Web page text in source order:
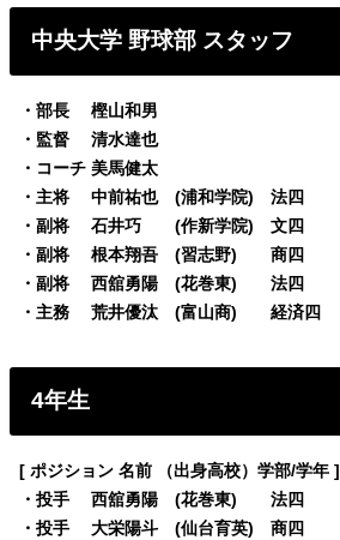
中央大学 野球部 スタッフ
・部長 樫山和男
・監督 清水達也
・コーチ 美馬健太
・主将 中前祐也 (浦和学院) 法四
・副将 石井巧 (作新学院) 文四
・副将 根本翔吾 (習志野) 商四
・副将 西舘勇陽 (花巻東) 法四
・主務 荒井優汰 (富山商) 経済四
4年生
[ ポジション 名前 （出身高校）学部/学年 ]
・投手 西舘勇陽 (花巻東) 法四
・投手 大栄陽斗 (仙台育英) 商四